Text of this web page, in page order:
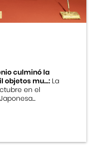
culminó la
objetos mu...:La
en el